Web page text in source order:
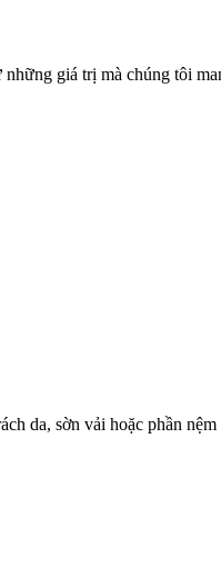
giá trị mà chúng tôi
da, sờn vải hoặc phần